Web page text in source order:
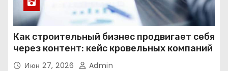
Как строительный бизнес продвигает себя
через контент: кейс кровельных компаний
Июн 27, 2026 Admin